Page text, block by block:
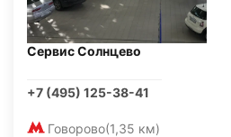
Сервис Солнцево
+7 (495) 125-38-41
Говорово(1,35 км)